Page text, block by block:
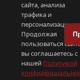
Написать в
© 2026 С
🛠 Поддержка·Оферта·
сайта, анализа
трафика и
персонализации.
Продолжая
пользоваться
вы соглашаетесь с
нашей Политикой